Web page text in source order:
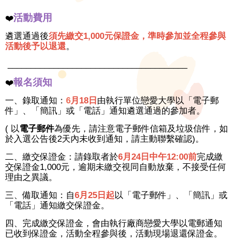
❤️活動費用
遴選通過後須先繳交1,000元保證金，準時參加並全程參與
活動後予以退還。
❤️報名須知
一、錄取通知： 6月18日 由執行單位戀愛大學以「電子郵
件」、「簡訊」或「電話」通知遴選通過的參加者。
( 以電子郵件為優先，請注意電子郵件信箱及垃圾信件，如
於入選公告後2天內未收到通知，請主動聯繫確認)。
二、繳交保證金：請錄取者於6月24日中午12:00前完成繳
交保證金1,000元，逾期未繳交視同自動放棄，不接受任何
理由之異議。
三、備取通知：自6月25日起 以「電子郵件」、「簡訊」或
「電話」通知繳交保證金。
四、完成繳交保證金，會由執行廠商戀愛大學以電郵通知
已收到保證金，活動全程參與後，活動現場退還保證金。